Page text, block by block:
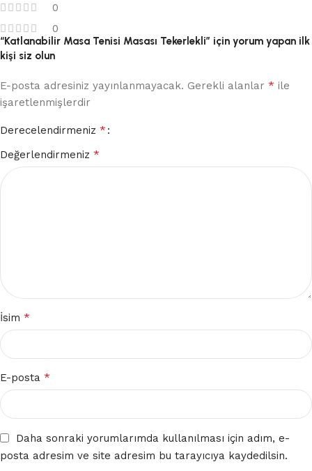
0
0
“Katlanabilir Masa Tenisi Masası Tekerlekli” için yorum yapan ilk
kişi siz olun
E-posta adresiniz yayınlanmayacak. Gerekli alanlar * ile
işaretlenmişlerdir
Derecelendirmeniz *
Değerlendirmeniz *
İsim *
E-posta *
Daha sonraki yorumlarımda kullanılması için adım, e-
posta adresim ve site adresim bu tarayıcıya kaydedilsin.